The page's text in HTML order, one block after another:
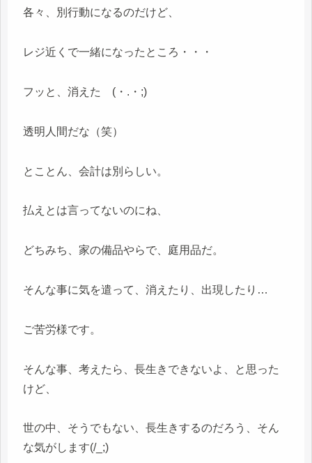
各々、別行動になるのだけど、
レジ近くで一緒になったところ・・・
フッと、消えた (・.・;)
透明人間だな（笑）
とことん、会計は別らしい。
払えとは言ってないのにね、
どちみち、家の備品やらで、庭用品だ。
そんな事に気を遣って、消えたり、出現したり…
ご苦労様です。
そんな事、考えたら、長生きできないよ、と思った
けど、
世の中、そうでもない、長生きするのだろう、そん
な気がします(/_;)